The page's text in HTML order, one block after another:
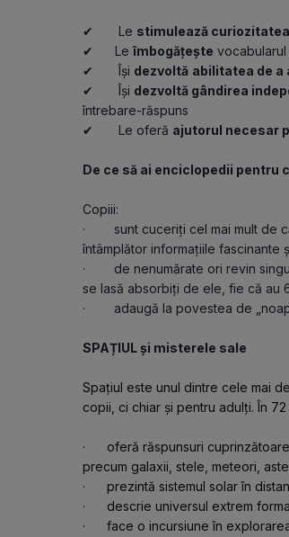
✔       Le stimulează curiozitatea
✔      Le îmbogățește vocabularul
✔       Își dezvoltă abilitatea de a
✔       Își dezvoltă gândirea
întrebare-răspuns
✔       Le oferă ajutorul necesar
De ce să ai enciclopedii pentru
Copiii:
·        sunt cuceriți cel mai
întâmplător informațiile fascinante
·        de nenumărate ori revin
se lasă absorbiți de ele, fie că au 6
·        adaugă la povestea de
SPAȚIUL și misterele sale
Spațiul este unul dintre cele mai
copii, ci chiar și pentru adulți. În
·      oferă răspunsuri
precum galaxii, stele, meteori,
·      prezintă sistemul solar în
·      descrie universul extrem
·      face o incursiune în